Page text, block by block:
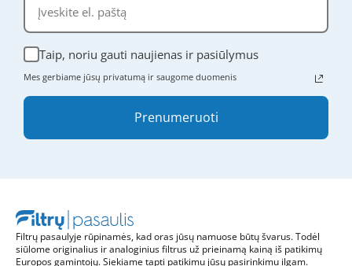
Taip, noriu gauti naujienas ir pasiūlymus
Mes gerbiame jūsų privatumą ir saugome duomenis
Prenumeruoti
Filtrų pasaulyje rūpinamės, kad oras jūsų namuose būtų švarus. Todėl
siūlome originalius ir analoginius filtrus už prieinamą kainą iš patikimų
Europos gamintojų. Siekiame tapti patikimu jūsų pasirinkimu ilgam.